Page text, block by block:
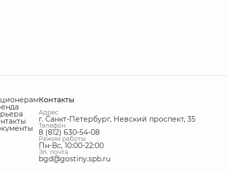
Контакты
Адрес
г. Санкт-Петербург, Невский проспект, 35
Телефон
8 (812) 630-54-08
Режим работы
Пн-Вс, 10:00-22:00
Эл. почта
bgd@gostiny.spb.ru